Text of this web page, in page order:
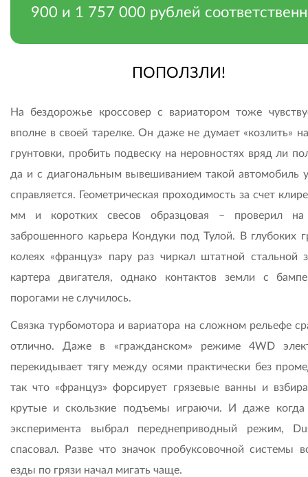
900 и 1 757 000 рублей
ПОПОЛЗЛИ!
На бездорожье кроссовер с вариатором тоже
вполне в своей тарелке. Он даже не думает «козлить»
грунтовки, пробить подвеску на неровностях вряд ли
да и с диагональным вывешиванием такой автомобиль
справляется. Геометрическая проходимость за счет
мм и коротких свесов образцовая – проверил на
заброшенного карьера Кондуки под Тулой. В глубоких
колеях «француз» пару раз чиркал штатной стальной
картера двигателя, однако контактов земли с
порогами не случилось.
Связка турбомотора и вариатора на сложном рельефе
отлично. Даже в «гражданском» режиме 4WD
перекидывает тягу между осями практически без
так что «француз» форсирует грязевые ванны и
крутые и скользкие подъемы играючи. И даже
эксперимента выбрал переднеприводный режим,
спасовал. Разве что значок пробуксовочной системы
езды по грязи начал мигать чаще.